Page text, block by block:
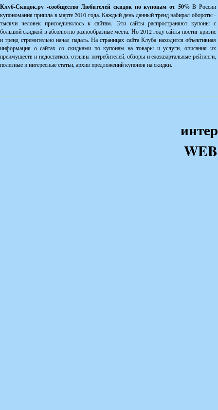
Клуб-Скидок.ру -сообщество Любителей скидок по купонам от 50%В России
купономания пришла в марте 2010 года. Каждый день данный тренд набирал обороты -
тысячи человек присоединялось к сайтам. Эти сайты распространяют купоны с
большой скидкой в абсолютно разнообразные места. Но 2012 году сайты постиг кризис
и тренд стремительно начал падать. На страницах сайта Клуба находится объективная
информация о сайтах со скидками по купонам на товары и услуги, описания их
преимуществ и недостатков, отзывы потребителей, обзоры и ежеквартальные рейтинги,
полезные и интересные статьи, архив предложений купонов на скидки.